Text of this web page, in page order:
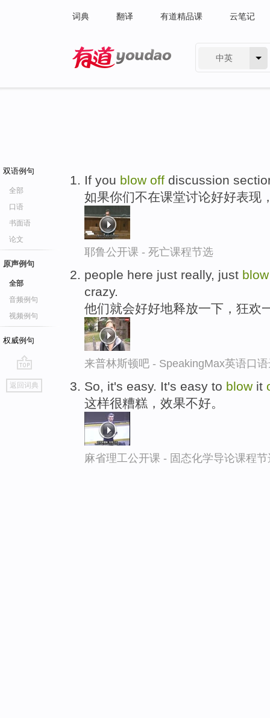
词典 翻译 有道精品课 云笔记
中英
双语例句
全部
口语
书面语
论文
原声例句
全部
音频例句
视频例句
权威例句
go
top
返回词典
If you blow off discussion
如果你们不在课堂讨论好好表现
耶鲁公开课 - 死亡课程节选
people here just really, just
crazy.
他们就会好好地释放一下，狂欢
来普林斯顿吧 - SpeakingMax英语口
So, it's easy. It's easy to blow it
这样很糟糕，效果不好。
麻省理工公开课 - 固态化学导论课程节